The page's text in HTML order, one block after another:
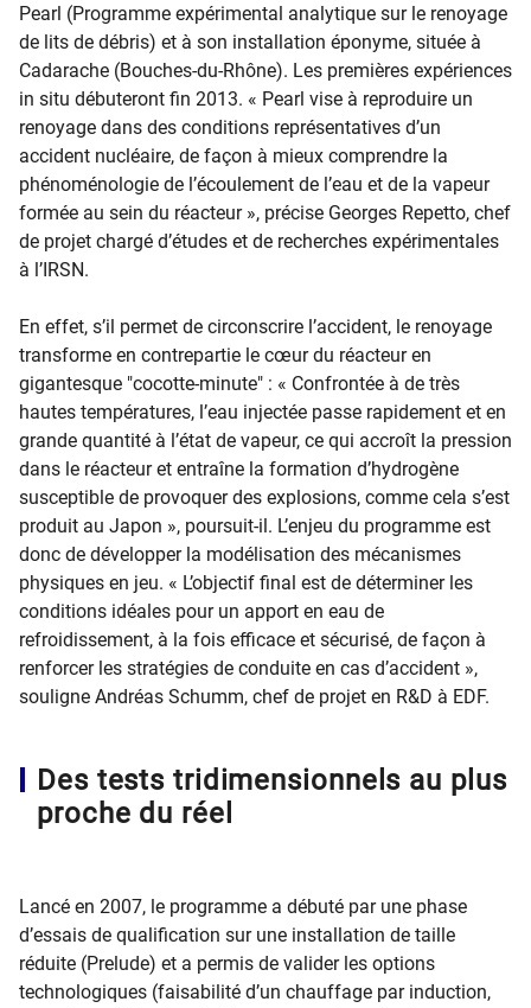
Pearl (Programme expérimental analytique sur le renoyage
de lits de débris) et à son installation éponyme, située à
Cadarache (Bouches-du-Rhône). Les premières expériences
in situ débuteront fin 2013. « Pearl vise à reproduire un
renoyage dans des conditions représentatives d’un
accident nucléaire, de façon à mieux comprendre la
phénoménologie de l’écoulement de l’eau et de la vapeur
formée au sein du réacteur », précise Georges Repetto, chef
de projet chargé d’études et de recherches expérimentales
à l’IRSN.
En effet, s’il permet de circonscrire l’accident, le renoyage
transforme en contrepartie le cœur du réacteur en
gigantesque "cocotte-minute" : « Confrontée à de très
hautes températures, l’eau injectée passe rapidement et en
grande quantité à l’état de vapeur, ce qui accroît la pression
dans le réacteur et entraîne la formation d’hydrogène
susceptible de provoquer des explosions, comme cela s’est
produit au Japon », poursuit-il. L’enjeu du programme est
donc de développer la modélisation des mécanismes
physiques en jeu. « L’objectif final est de déterminer les
conditions idéales pour un apport en eau de
refroidissement, à la fois efficace et sécurisé, de façon à
renforcer les stratégies de conduite en cas d’accident »,
souligne Andréas Schumm, chef de projet en R&D à EDF.
Des tests tridimensionnels au plus
proche du réel
Lancé en 2007, le programme a débuté par une phase
d’essais de qualification sur une installation de taille
réduite (Prelude) et a permis de valider les options
technologiques (faisabilité d’un chauffage par induction,